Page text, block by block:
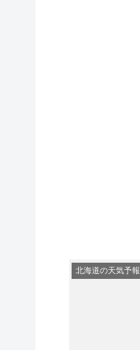
北海道の天気予報